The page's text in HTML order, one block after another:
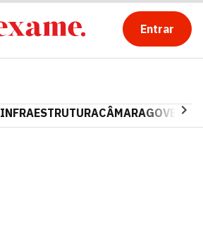
Entrar
INFRAESTRUTURACÂMARAGOVERNO